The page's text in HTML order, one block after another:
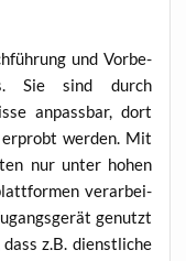
und Vor­be­
Sie sind durch
anpass­bar, dort
wer­den. Mit
nur unter hohen
ver­ar­bei­
genutzt
z.B. dienst­li­che